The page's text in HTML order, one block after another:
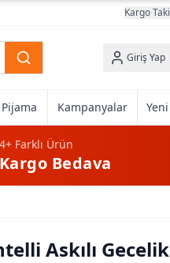
Kargo
Giriş Yap
Pijama Kampanyalar
4+Farklı Ürün
Bedava
Askılı